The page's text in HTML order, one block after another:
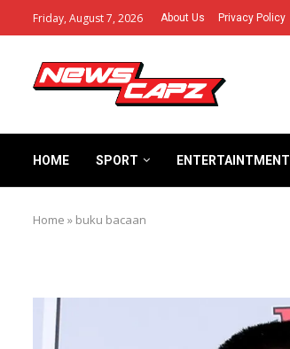
Friday, August 7, 2026 About Us Privacy Policy
HOME SPORT ENTERTAINTMENT
Home » buku bacaan